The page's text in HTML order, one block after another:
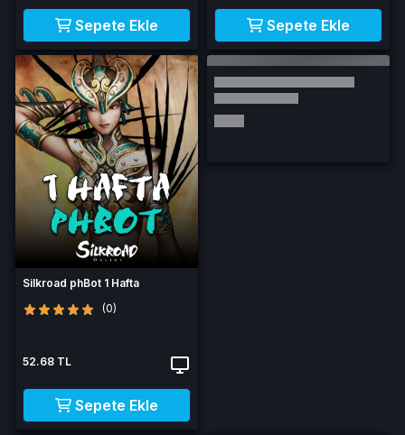
Sepete Ekle Sepete Ekle
Silkroad phBot 1 Hafta
(0)
52.68 TL
Sepete Ekle